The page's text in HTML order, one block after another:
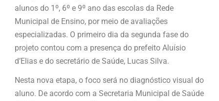
alunos do 1º, 6º e 9º ano das escolas da Rede
Municipal de Ensino, por meio de avaliações
especializadas. O primeiro dia da segunda fase do
projeto contou com a presença do prefeito Aluísio
d’Elias e do secretário de Saúde, Lucas Silva.
Nesta nova etapa, o foco será no diagnóstico visual do
aluno. De acordo com a Secretaria Municipal de Saúde